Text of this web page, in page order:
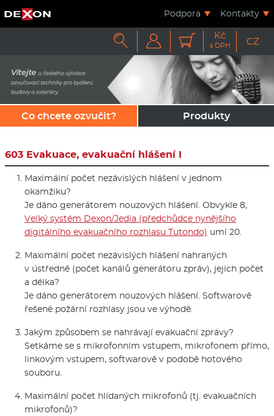
Podpora Kontakty
   Kč
s DPH CZ
Co chcete ozvučit? Produkty
603 Evakuace, evakuační hlášení I
Maximální počet nezávislých hlášení v jednom
okamžiku?
Je dáno generátorem nouzových hlášení. Obvykle 8,
Velký systém Dexon/Jedia (předchůdce nynějšího
digitálního evakuačního rozhlasu Tutondo) umí 20.
Maximální počet nezávislých hlášení nahraných
v ústředně (počet kanálů generátoru zpráv), jejich počet
a délka?
Je dáno generátorem nouzových hlášení. Softwarově
řešené požární rozhlasy jsou ve výhodě.
Jakým způsobem se nahrávají evakuační zprávy?
Setkáme se s mikrofonním vstupem, mikrofonem přímo,
linkovým vstupem, softwarově v podobě hotového
souboru.
Maximální počet hlídaných mikrofonů (tj. evakuačních
mikrofonů)?